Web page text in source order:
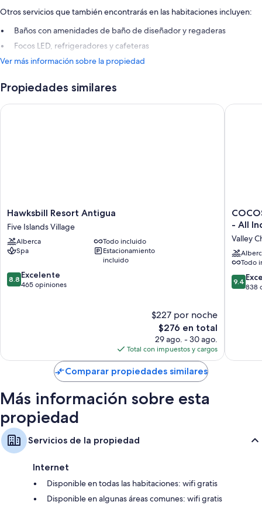
Otros servicios que también encontrarás en las habitaciones incluyen:
Baños con amenidades de baño de diseñador y regaderas
Focos LED, refrigeradores y cafeteras
Ver más información sobre la propiedad
Propiedades similares
Hawksbill
Resort
Antigua
Five
Islands
Hawksbill Resort Antigua
Five Islands Village
Alberca
Todo incluido
Spa
Estacionamiento
incluido
8.8
de
8.8 Excelente
465 opiniones
$227 por noche
El
precio
actual
es
de
$276
$276 en total
29 ago. - 30 ago.
Total con impuestos y cargos
Hawksbill Resort Antigua
COCOS
Hotel
Adults
Only
-
Caters
to
- All
Valley
Todo
9.4
de
9.4
838
Comparar propiedades similares
Más información sobre esta
propiedad
Servicios de la propiedad
Internet
Disponible en todas las habitaciones: wifi gratis
Disponible en algunas áreas comunes: wifi gratis